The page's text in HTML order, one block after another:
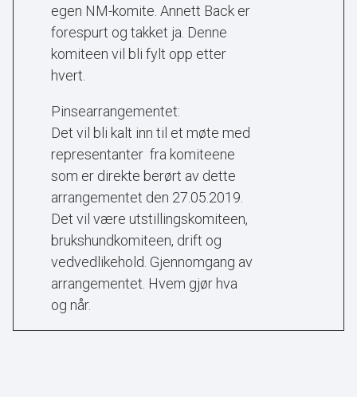
egen NM-komite. Annett Back er
forespurt og takket ja. Denne
komiteen vil bli fylt opp etter
hvert.
Pinsearrangementet:
Det vil bli kalt inn til et møte med
representanter fra komiteene
som er direkte berørt av dette
arrangementet den 27.05.2019.
Det vil være utstillingskomiteen,
brukshundkomiteen, drift og
vedvedlikehold. Gjennomgang av
arrangementet. Hvem gjør hva
og når.